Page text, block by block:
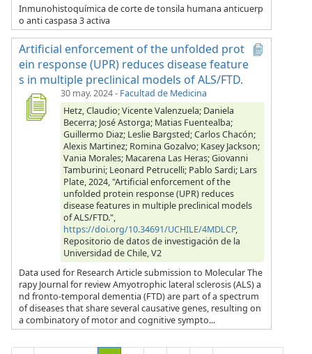
Inmunohistoquímica de corte de tonsila humana anticuerp
o anti caspasa 3 activa
Artificial enforcement of the unfolded prot
ein response (UPR) reduces disease feature
s in multiple preclinical models of ALS/FTD.
30 may. 2024- Facultad de Medicina
Hetz, Claudio; Vicente Valenzuela; Daniela
Becerra; José Astorga; Matias Fuentealba;
Guillermo Diaz; Leslie Bargsted; Carlos Chacón;
Alexis Martinez; Romina Gozalvo; Kasey Jackson;
Vania Morales; Macarena Las Heras; Giovanni
Tamburini; Leonard Petrucelli; Pablo Sardi; Lars
Plate, 2024, "Artificial enforcement of the
unfolded protein response (UPR) reduces
disease features in multiple preclinical models
of ALS/FTD.",
https://doi.org/10.34691/UCHILE/4MDLCP,
Repositorio de datos de investigación de la
Universidad de Chile, V2
Data used for Research Article submission to Molecular The
rapy Journal for review Amyotrophic lateral sclerosis (ALS) a
nd fronto-temporal dementia (FTD) are part of a spectrum
of diseases that share several causative genes, resulting on
a combinatory of motor and cognitive sympto...